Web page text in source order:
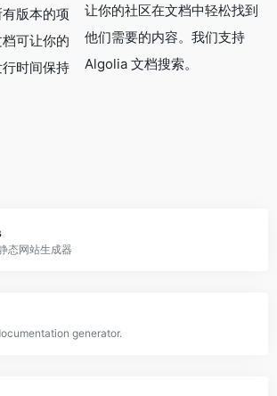
版本的项
可让你的
时间保持
让你的社区在文档中轻松找到
他们需要的内容。我们支持
Algolia 文档搜索。
态网站生成器
generator.